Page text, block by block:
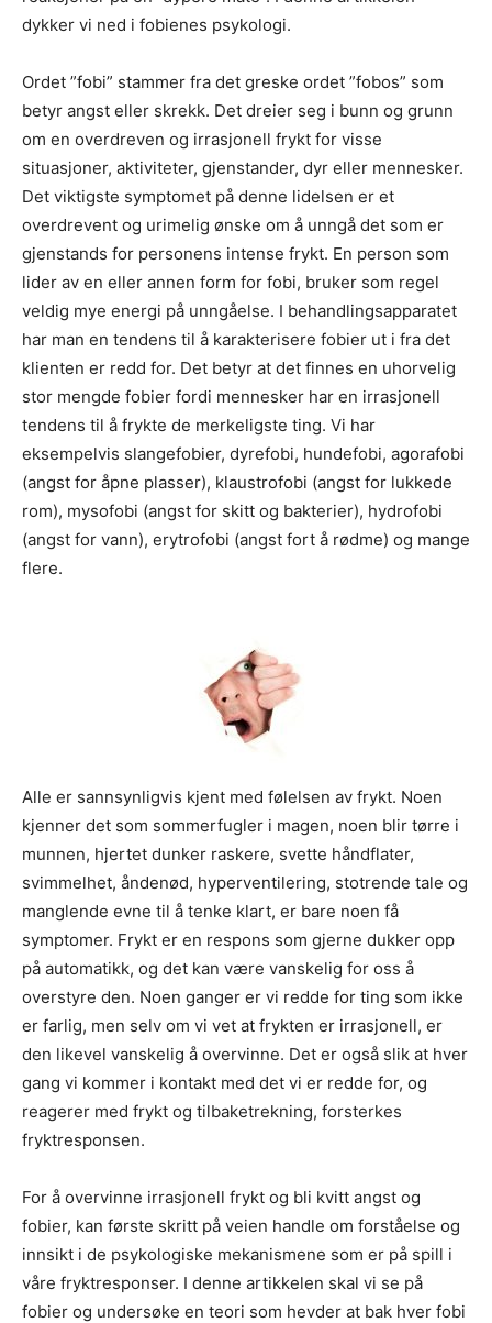
dykker vi ned i fobienes psykologi.
Ordet ”fobi” stammer fra det greske ordet ”fobos” som
betyr angst eller skrekk. Det dreier seg i bunn og grunn
om en overdreven og irrasjonell frykt for visse
situasjoner, aktiviteter, gjenstander, dyr eller mennesker.
Det viktigste symptomet på denne lidelsen er et
overdrevent og urimelig ønske om å unngå det som er
gjenstands for personens intense frykt. En person som
lider av en eller annen form for fobi, bruker som regel
veldig mye energi på unngåelse. I behandlingsapparatet
har man en tendens til å karakterisere fobier ut i fra det
klienten er redd for. Det betyr at det finnes en uhorvelig
stor mengde fobier fordi mennesker har en irrasjonell
tendens til å frykte de merkeligste ting. Vi har
eksempelvis slangefobier, dyrefobi, hundefobi, agorafobi
(angst for åpne plasser), klaustrofobi (angst for lukkede
rom), mysofobi (angst for skitt og bakterier), hydrofobi
(angst for vann), erytrofobi (angst fort å rødme) og mange
flere.
Alle er sannsynligvis kjent med følelsen av frykt. Noen
kjenner det som sommerfugler i magen, noen blir tørre i
munnen, hjertet dunker raskere, svette håndflater,
svimmelhet, åndenød, hyperventilering, stotrende tale og
manglende evne til å tenke klart, er bare noen få
symptomer. Frykt er en respons som gjerne dukker opp
på automatikk, og det kan være vanskelig for oss å
overstyre den. Noen ganger er vi redde for ting som ikke
er farlig, men selv om vi vet at frykten er irrasjonell, er
den likevel vanskelig å overvinne. Det er også slik at hver
gang vi kommer i kontakt med det vi er redde for, og
reagerer med frykt og tilbaketrekning, forsterkes
fryktresponsen.
For å overvinne irrasjonell frykt og bli kvitt angst og
fobier, kan første skritt på veien handle om forståelse og
innsikt i de psykologiske mekanismene som er på spill i
våre fryktresponser. I denne artikkelen skal vi se på
fobier og undersøke en teori som hevder at bak hver fobi